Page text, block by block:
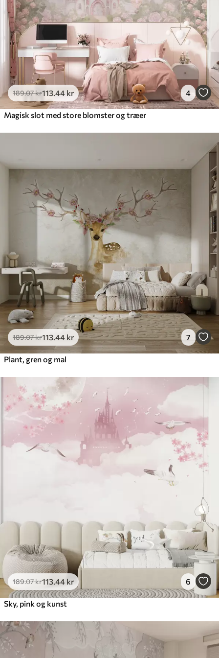
Premium vinyl
516.67 310.00 kr/m²
Peel and Stick
666.67 400.00kr/m²
189.07kr113 .44 kr 4
Magisk slot med store blomster og træer
189.07kr113 .44 kr 7
Plant, gren og mal
189.07kr113 .44 kr 6
Sky, pink og kunst